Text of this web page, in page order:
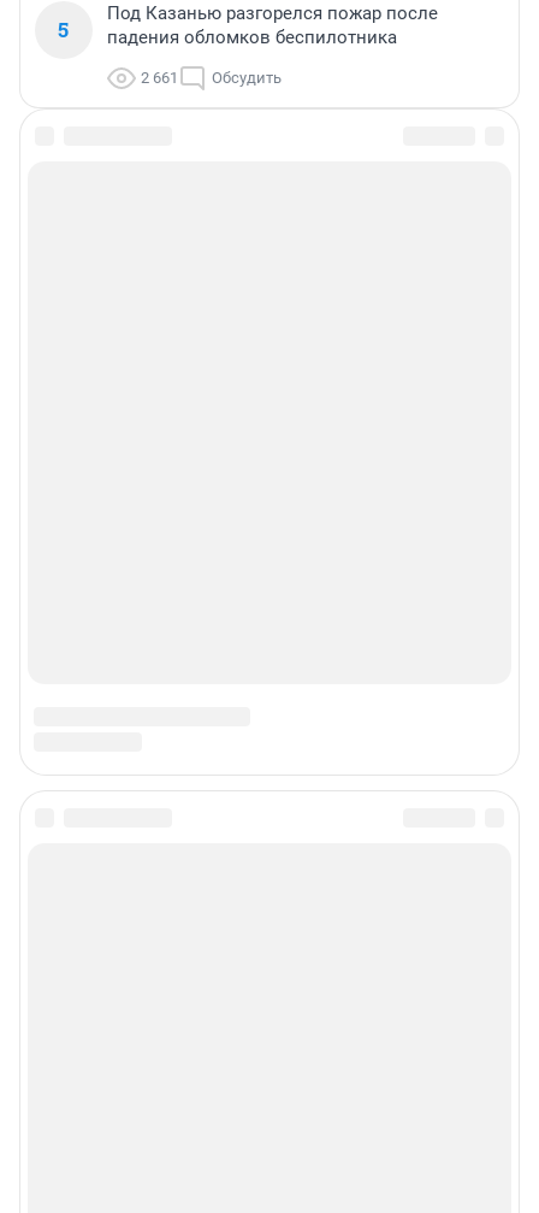
5
Под Казанью разгорелся пожар после
падения обломков беспилотника
2 661 Обсудить